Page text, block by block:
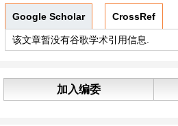
Google Scholar CrossRef
该文章暂没有谷歌学术引用信息.
加入编委